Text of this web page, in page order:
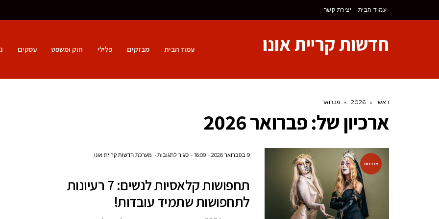
עמוד הבית יצירת קשר
חדשות קריית אונו עמוד הבית מבזקים פלילי חוק ומשפט עסקים
ראשי »
2026
» פברואר
ארכיון של:פברואר 2026
צרכנות
9 בפברואר 2026 16:09 סגור לתגובותעל
קלאסיות
מערכת חדשות קריית אונו
תחפושות קלאסיות לנשים: 7 רעיונות
לתחפושות שתמיד עובדות!